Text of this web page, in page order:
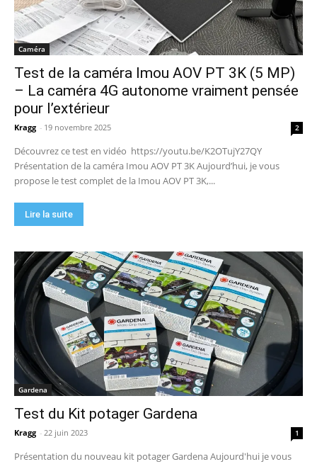
Caméra
Test de la caméra Imou AOV PT 3K (5 MP)
– La caméra 4G autonome vraiment pensée
pour l’extérieur
Kragg - 19 novembre 2025 2
Découvrez ce test en vidéo https://youtu.be/K2OTujY27QY
Présentation de la caméra Imou AOV PT 3K Aujourd’hui, je vous
propose le test complet de la Imou AOV PT 3K,...
Lire la suite
Gardena
Test du Kit potager Gardena
Kragg - 22 juin 2023 1
Présentation du nouveau kit potager Gardena Aujourd'hui je vous